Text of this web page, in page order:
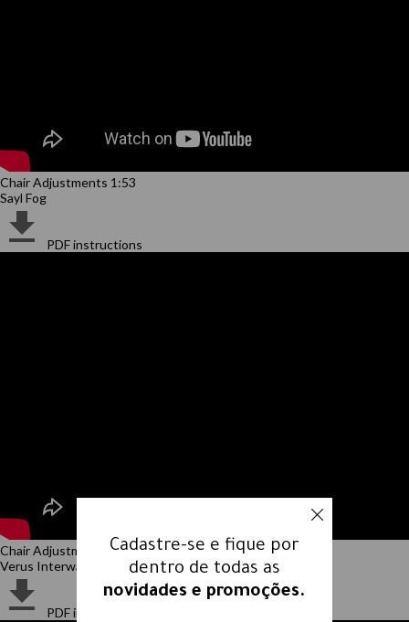
Chair Adjustments 1:53
Sayl Fog
PDF instructions
Chair Adjustments 1:23
Verus Interwave
PDF instructions
Cadastre-se e fique por
dentro de todas as
novidades e promoções.